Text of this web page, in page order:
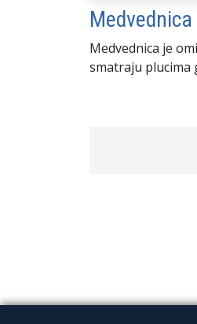
Medvednica
Medvednica je
smatraju plucima